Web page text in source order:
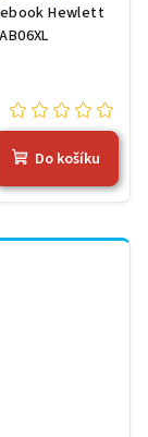
Hewlett
Do košíku